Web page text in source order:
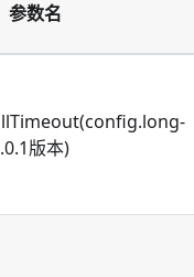
参数名
版本)